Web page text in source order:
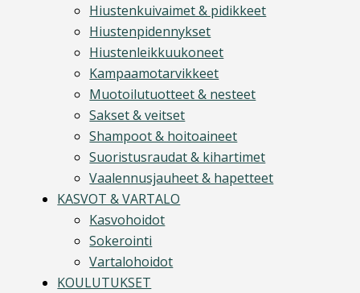
Hiustenkuivaimet & pidikkeet
Hiustenpidennykset
Hiustenleikkuukoneet
Kampaamotarvikkeet
Muotoilutuotteet & nesteet
Sakset & veitset
Shampoot & hoitoaineet
Suoristusraudat & kihartimet
Vaalennusjauheet & hapetteet
KASVOT & VARTALO
Kasvohoidot
Sokerointi
Vartalohoidot
KOULUTUKSET